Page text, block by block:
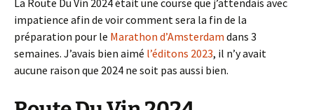
La Route Du Vin 2024 était une course que j’attendais avec
impatience afin de voir comment sera la fin de la
préparation pour le Marathon d’Amsterdam dans 3
semaines. J’avais bien aimé l’éditons 2023, il n’y avait
aucune raison que 2024 ne soit pas aussi bien.